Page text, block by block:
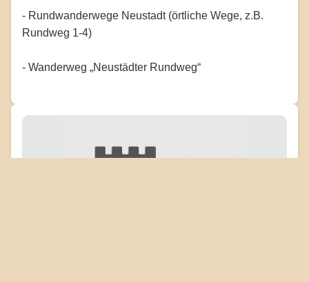
- Rundwanderwege Neustadt (örtliche Wege, z.B.
Rundweg 1-4)
- Wanderweg „Neustädter Rundweg“